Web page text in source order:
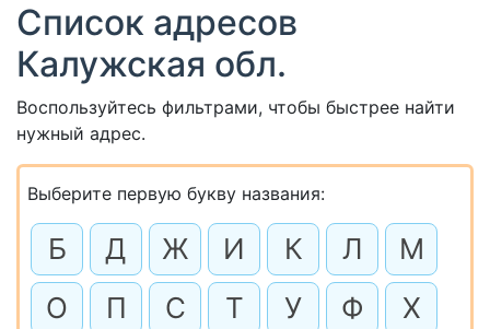
Список адресов
Калужская обл.
Воспользуйтесь фильтрами, чтобы быстрее найти
нужный адрес.
Выберите первую букву названия:
Б Д Ж И К Л
М
О
П С Т У Ф
Х